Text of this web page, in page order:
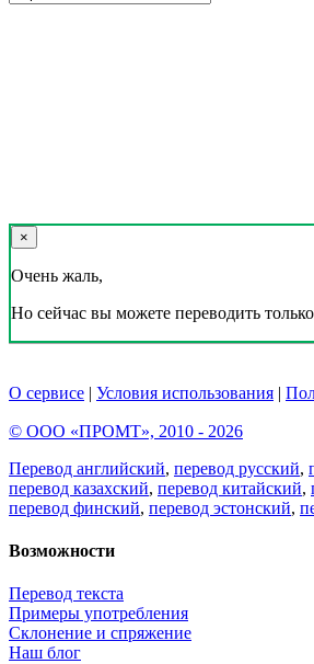
×
Очень жаль,
Но сейчас вы можете переводить только
О сервисе | Условия использования |
© ООО «ПРОМТ», 2010 - 2026
Перевод английский, перевод русский,
перевод казахский, перевод китайский,
перевод финский, перевод эстонский,
Возможности
Перевод текста
Примеры употребления
Склонение и спряжение
Наш блог